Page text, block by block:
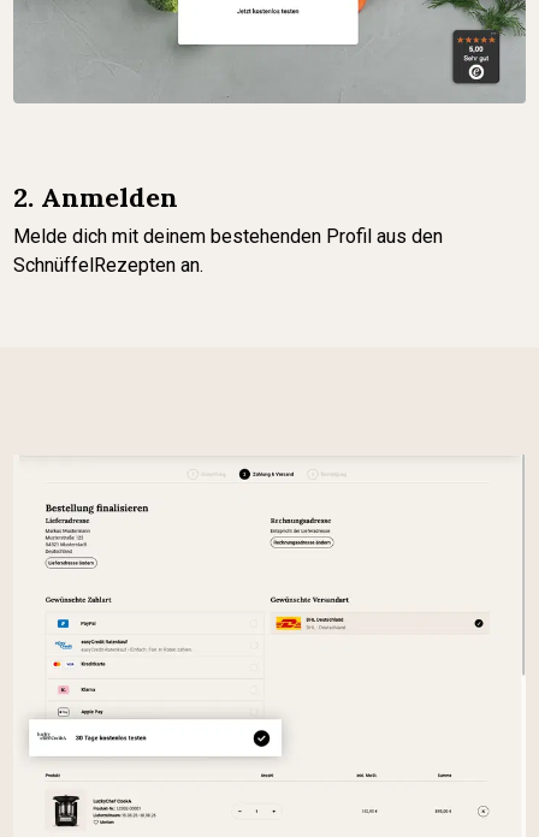
2. Anmelden
Melde dich mit deinem bestehenden Profil aus den
SchnüffelRezepten an.